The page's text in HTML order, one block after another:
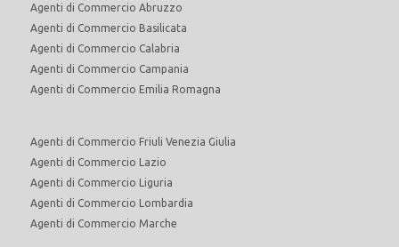
Agenti di Commercio Abruzzo
Agenti di Commercio Basilicata
Agenti di Commercio Calabria
Agenti di Commercio Campania
Agenti di Commercio Emilia Romagna
Agenti di Commercio Friuli Venezia Giulia
Agenti di Commercio Lazio
Agenti di Commercio Liguria
Agenti di Commercio Lombardia
Agenti di Commercio Marche